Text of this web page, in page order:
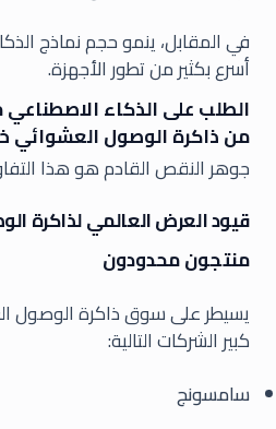
في المقابل، ينمو حجم نماذج
أسرع بكثير من تطور الأجهزة.
الطلب على الذكاء الاصطناعي
من ذاكرة الوصول
جوهر النقص القادم هو هذا
قيود العرض العالمي لذاكرة
منتجون محدودون
يسيطر على سوق ذاكرة الوصول
كبير الشركات التالية:
سامسونج